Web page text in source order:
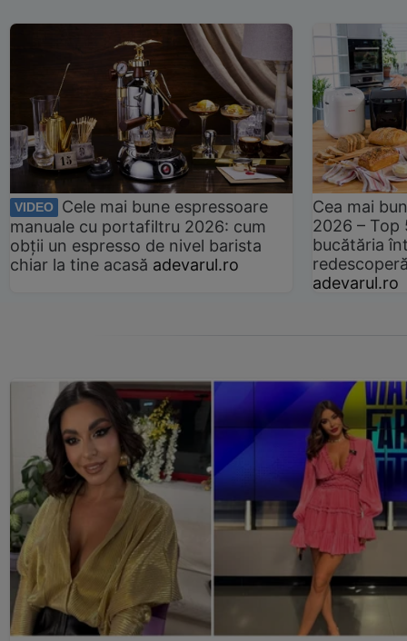
VIDEO
Cele mai bune espressoare
manuale cu portafiltru 2026: cum
obții un espresso de nivel barista
chiar la tine acasă adevarul.ro
Cea mai
2026 –
bucătăria
adevarul.ro